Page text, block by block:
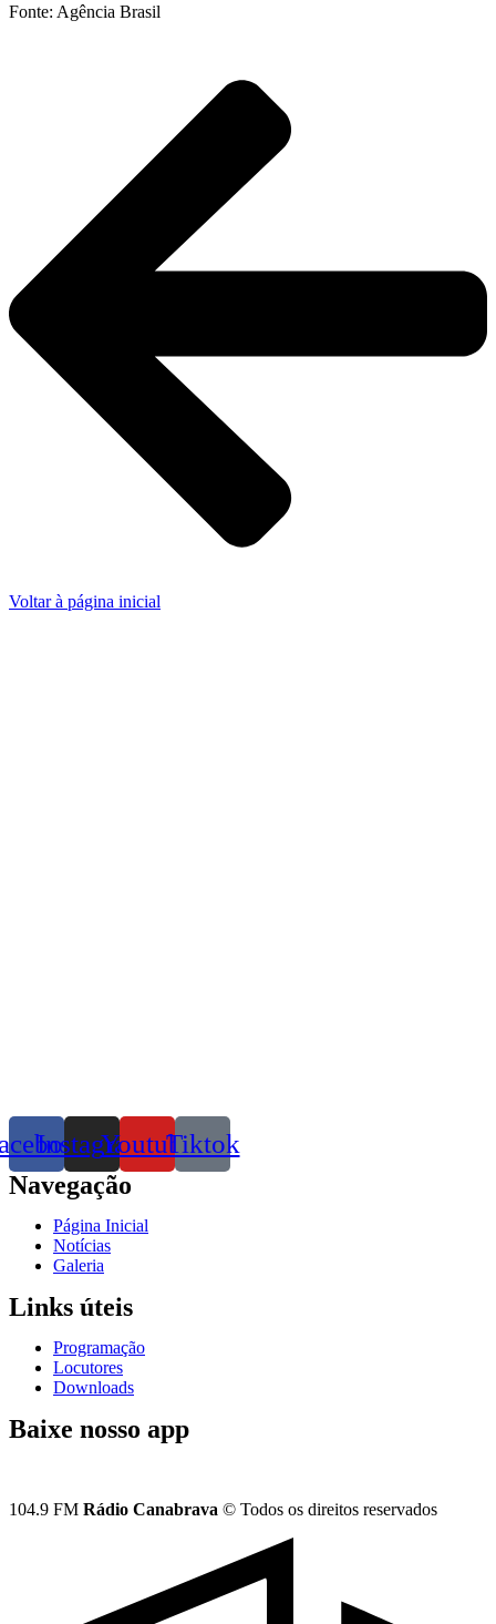
Fonte: Agência Brasil
Voltar à página inicial
InstagramYoutubeTiktok
Navegação
Página Inicial
Notícias
Galeria
Links úteis
Programação
Locutores
Downloads
Baixe nosso app
104.9 FM Rádio Canabrava © Todos os direitos reservados